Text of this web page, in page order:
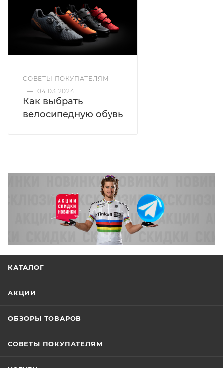
СОВЕТЫ ПОКУПАТЕЛЯМ
— 04.03.2024
Как выбрать
велосипедную обувь
КАТАЛОГ
АКЦИИ
ОБЗОРЫ ТОВАРОВ
СОВЕТЫ ПОКУПАТЕЛЯМ